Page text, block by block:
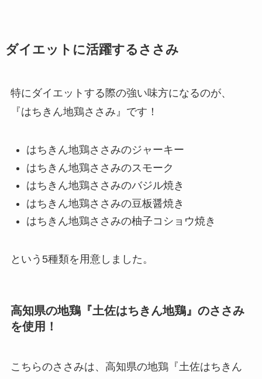
ダイエットに活躍するささみ
特にダイエットする際の強い味方になるのが、
『はちきん地鶏ささみ』です！
はちきん地鶏ささみのジャーキー
はちきん地鶏ささみのスモーク
はちきん地鶏ささみのバジル焼き
はちきん地鶏ささみの豆板醤焼き
はちきん地鶏ささみの柚子コショウ焼き
という5種類を用意しました。
高知県の地鶏『土佐はちきん地鶏』のささみ
を使用！
こちらのささみは、高知県の地鶏『土佐はちきん